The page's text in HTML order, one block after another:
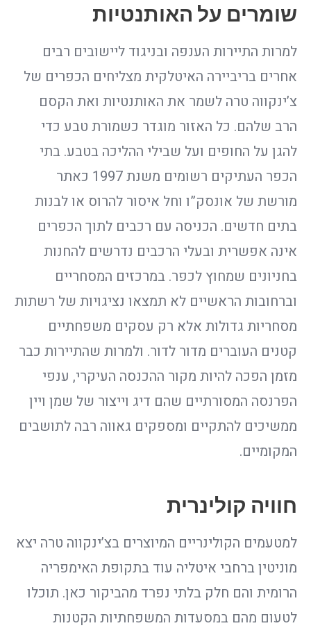
שומרים על האותנטיות
למרות התיירות הענפה ובניגוד ליישובים רבים
אחרים בריביירה האיטלקית מצליחים הכפרים של
צ’ינקווה טרה לשמר את האותנטיות ואת הקסם
הרב שלהם. כל האזור מוגדר כשמורת טבע כדי
להגן על החופים ועל שבילי ההליכה בטבע. בתי
הכפר העתיקים רשומים משנת 1997 כאתר
מורשת של אונסק”ו וחל איסור להרוס או לבנות
בתים חדשים. הכניסה עם רכבים לתוך הכפרים
אינה אפשרית ובעלי הרכבים נדרשים להחנות
בחניונים שמחוץ לכפר. במרכזים המסחריים
וברחובות הראשיים לא תמצאו נציגויות של רשתות
מסחריות גדולות אלא רק עסקים משפחתיים
קטנים העוברים מדור לדור. ולמרות שהתיירות כבר
מזמן הפכה להיות מקור ההכנסה העיקרי, ענפי
הפרנסה המסורתיים שהם דיג וייצור של שמן ויין
ממשיכים להתקיים ומספקים גאווה רבה לתושבים
המקומיים.
חוויה קולינרית
למטעמים הקולינריים המיוצרים בצ’ינקווה טרה יצא
מוניטין ברחבי איטליה עוד בתקופת האימפריה
הרומית והם חלק בלתי נפרד מהביקור כאן. תוכלו
לטעום מהם במסעדות המשפחתיות הקטנות